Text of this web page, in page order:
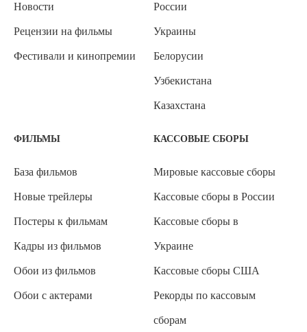
Новости
Рецензии на фильмы
Фестивали и кинопремии
России
Украины
Белорусии
Узбекистана
Казахстана
ФИЛЬМЫ
База фильмов
Новые трейлеры
Постеры к фильмам
Кадры из фильмов
Обои из фильмов
Обои с актерами
КАССОВЫЕ СБОРЫ
Мировые кассовые сборы
Кассовые сборы в России
Кассовые сборы в
Украине
Кассовые сборы США
Рекорды по кассовым
сборам